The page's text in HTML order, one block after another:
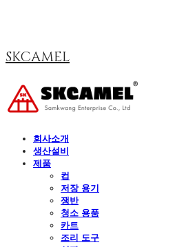
SKCAMEL
회사소개
생산설비
제품
컵
저장 용기
쟁반
청소 용품
카트
조리 도구